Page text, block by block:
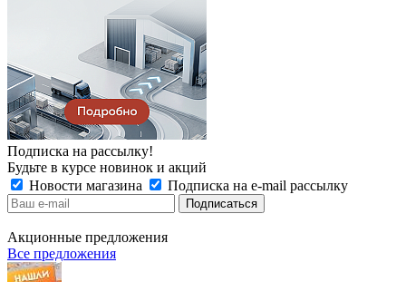
Подписка на рассылку!
Будьте в курсе новинок и акций
Новости магазина
Подписка на e-mail рассылку
Акционные предложения
Все предложения